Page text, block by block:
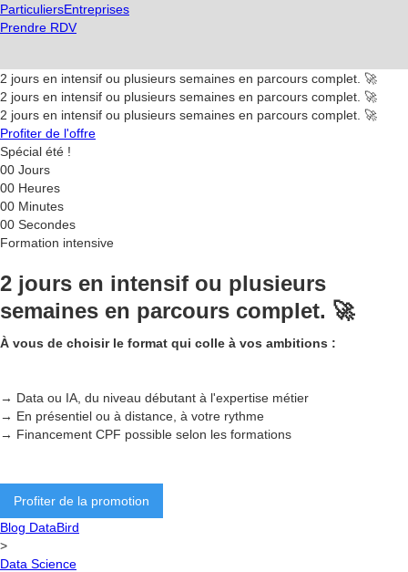
ParticuliersEntreprises
Prendre RDV
2 jours en intensif ou plusieurs semaines en parcours complet. 🚀
2 jours en intensif ou plusieurs semaines en parcours complet. 🚀
2 jours en intensif ou plusieurs semaines en parcours complet. 🚀
Profiter de l'offre
Spécial été !
00 Jours
00 Heures
00 Minutes
00 Secondes
Formation intensive
2 jours en intensif ou plusieurs
semaines en parcours complet. 🚀
À vous de choisir le format qui colle à vos ambitions :
→ Data ou IA, du niveau débutant à l'expertise métier
→ En présentiel ou à distance, à votre rythme
→ Financement CPF possible selon les formations
Profiter de la promotion
Blog DataBird
>
Data Science